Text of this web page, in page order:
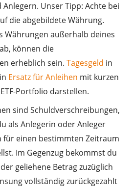
Unser Tipp: Achte bei
die abgebildete Währung.
Währungen außerhalb deines
können die
erheblich sein.Tagesgeld in
Ersatz für Anleihen mit kurzen
Portfolio darstellen.
sind Schuldverschreibungen,
als Anlegerin oder Anleger
für einen bestimmten Zeitraum
Im Gegenzug bekommst du
geliehene Betrag zuzüglich
vollständig zurückgezahlt